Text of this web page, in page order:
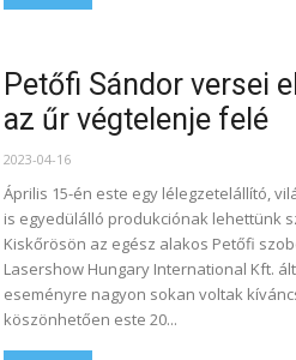
Petőfi Sándor versei
az űr végtelenje felé
2023-04-16
Április 15-én este egy lélegzetelállító,
is egyedülálló produkciónak lehettünk
Kiskőrösön az egész alakos Petőfi
Lasershow Hungary International Kft.
eseményre nagyon sokan voltak
köszönhetően este 20...